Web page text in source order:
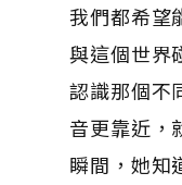
我們都希望
與這個世界
認識那個不
音更靠近，
瞬間，她知